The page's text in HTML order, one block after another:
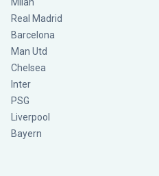
Real Madrid
Barcelona
Man Utd
Chelsea
Inter
PSG
Liverpool
Bayern